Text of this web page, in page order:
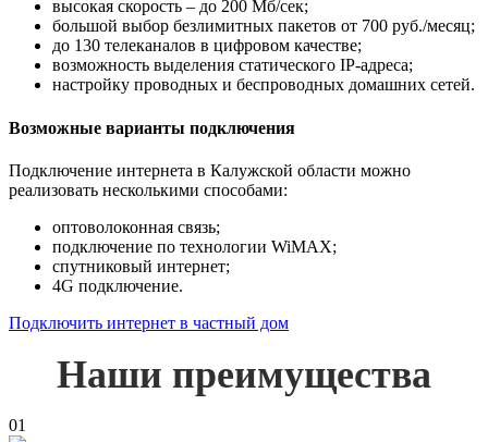
высокая скорость – до 200 Мб/сек;
большой выбор безлимитных пакетов от 700 руб./месяц;
до 130 телеканалов в цифровом качестве;
возможность выделения статического IP-адреса;
настройку проводных и беспроводных домашних сетей.
Возможные варианты подключения
Подключение интернета в Калужской области можно
реализовать несколькими способами:
оптоволоконная связь;
подключение по технологии WiMAX;
спутниковый интернет;
4G подключение.
Подключить интернет в частный дом
Наши преимущества
01